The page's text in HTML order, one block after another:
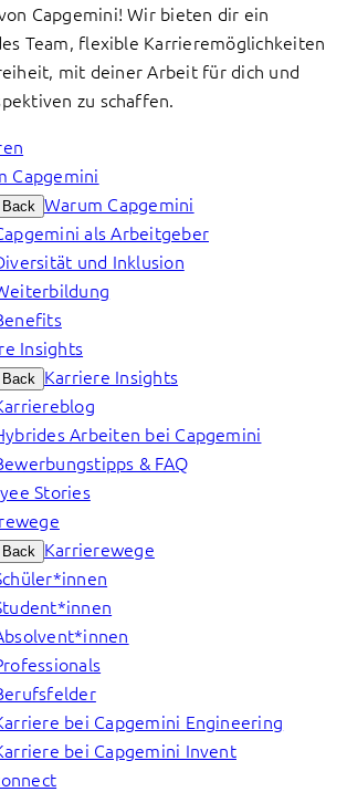
Capgemini! Wir bieten dir ein
Team, flexible Karrieremöglichkeiten
mit deiner Arbeit für dich und
zu schaffen.
Capgemini
Back Warum Capgemini
als Arbeitgeber
und Inklusion
Insights
Back Karriere Insights
Arbeiten bei Capgemini
& FAQ
Stories
Back Karrierewege
bei Capgemini Engineering
bei Capgemini Invent